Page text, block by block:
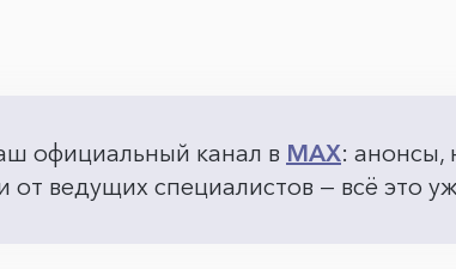
официальный канал в MAX: анонсы,
от ведущих специалистов — всё это